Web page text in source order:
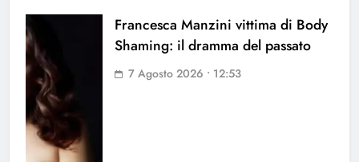
Francesca Manzini vittima di Body
Shaming: il dramma del passato
7 Agosto 2026 • 12:53